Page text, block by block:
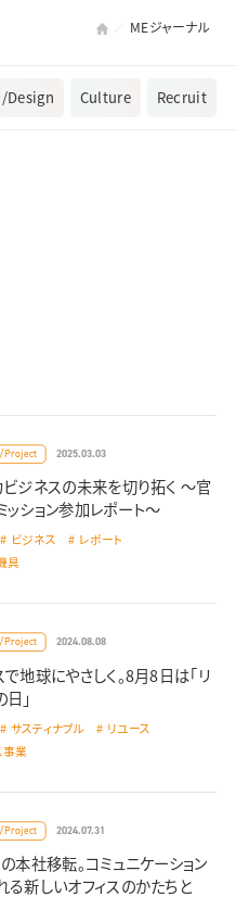
MEジャーナル
Design Culture Recruit
Project 2025.03.03
ビジネスの未来を切り拓く ～官
ッション参加レポート～
ビジネス
レポート
具
Project 2024.08.08
で地球にやさしく。8月8日は「リ
」
サスティナブル リユース
事業
Project 2024.07.31
本社移転。コミュニケーション
る新しいオフィスのかたちと